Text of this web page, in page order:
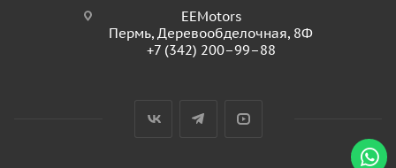
EEMotors
Пермь, Деревообделочная, 8Ф
+7 (342) 200–99–88